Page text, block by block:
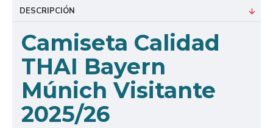
DESCRIPCIÓN
Camiseta Calidad
THAI Bayern
Múnich Visitante
2025/26